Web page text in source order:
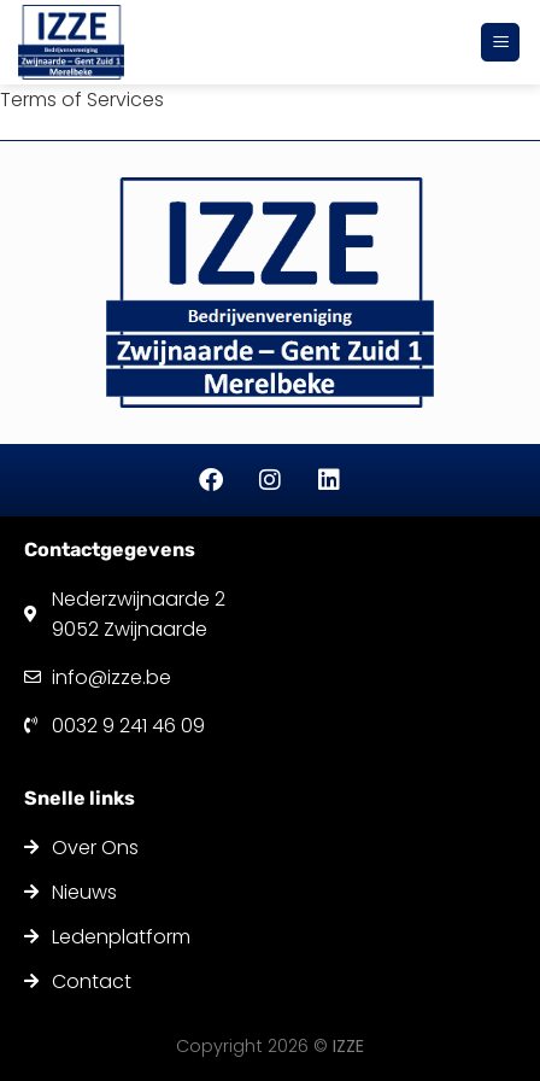
Terms of Services
Contactgegevens
Nederzwijnaarde 2
9052 Zwijnaarde
info@izze.be
0032 9 241 46 09
Snelle links
Over Ons
Nieuws
Ledenplatform
Contact
Copyright 2026 © IZZE